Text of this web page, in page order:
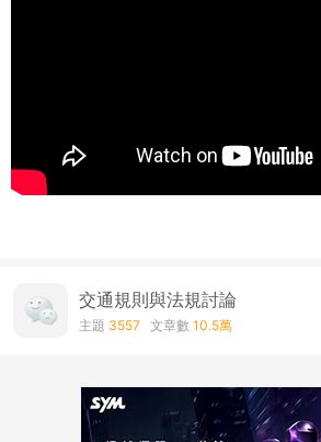
交通規則與法規討論
主題 3557 文章數 10.5萬